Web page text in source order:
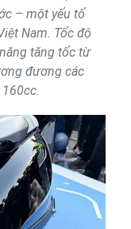
– một yếu tố
Nam. Tốc độ
tăng tốc từ
đương các